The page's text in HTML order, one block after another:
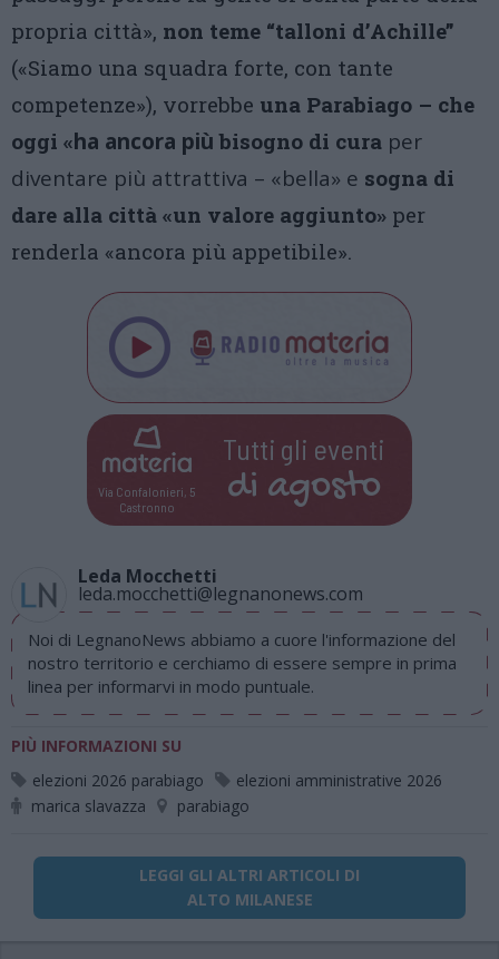
propria città», non teme “talloni d’Achille”
(«Siamo una squadra forte, con tante
competenze»), vorrebbe una Parabiago – che
oggi «ha ancora piùbisogno di cura per
diventare più attrattiva – «bella» e sogna di
dare alla città «un valore aggiunto» per
renderla «ancora più appetibile».
Via Confalonieri, 5
Castronno
Tutti gli eventi
di agosto
Leda Mocchetti
leda.mocchetti@legnanonews.com
Noi di LegnanoNews abbiamo a cuore l'informazione del
nostro territorio e cerchiamo di essere sempre in prima
linea per informarvi in modo puntuale.
PIÙ INFORMAZIONI SU
elezioni 2026 parabiago
elezioni amministrative 2026
marica slavazza
parabiago
LEGGI GLI ALTRI ARTICOLI DI
ALTO MILANESE